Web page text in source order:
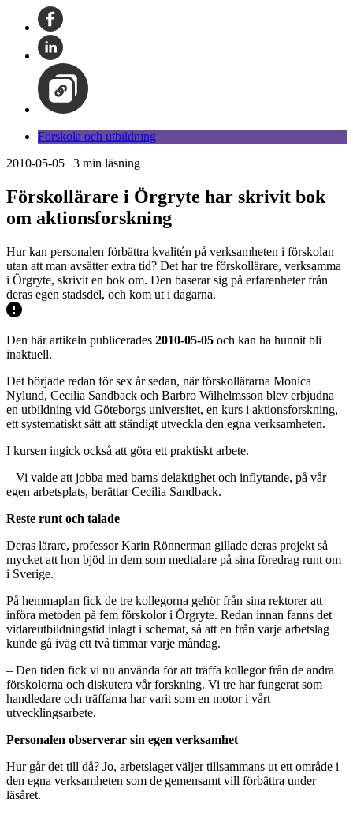
Förskola och utbildning
2010-05-05 | 3 min läsning
Förskollärare i Örgryte har skrivit bok
om aktionsforskning
Hur kan personalen förbättra kvalitén på verksamheten i förskolan
utan att man avsätter extra tid? Det har tre förskollärare, verksamma
i Örgryte, skrivit en bok om. Den baserar sig på erfarenheter från
deras egen stadsdel, och kom ut i dagarna.
Den här artikeln publicerades 2010-05-05 och kan ha hunnit bli
inaktuell.
Det började redan för sex år sedan, när förskollärarna Monica
Nylund, Cecilia Sandback och Barbro Wilhelmsson blev erbjudna
en utbildning vid Göteborgs universitet, en kurs i aktionsforskning,
ett systematiskt sätt att ständigt utveckla den egna verksamheten.
I kursen ingick också att göra ett praktiskt arbete.
– Vi valde att jobba med barns delaktighet och inflytande, på vår
egen arbetsplats, berättar Cecilia Sandback.
Reste runt och talade
Deras lärare, professor Karin Rönnerman gillade deras projekt så
mycket att hon bjöd in dem som medtalare på sina föredrag runt om
i Sverige.
På hemmaplan fick de tre kollegorna gehör från sina rektorer att
införa metoden på fem förskolor i Örgryte. Redan innan fanns det
vidareutbildningstid inlagt i schemat, så att en från varje arbetslag
kunde gå iväg ett två timmar varje måndag.
– Den tiden fick vi nu använda för att träffa kollegor från de andra
förskolorna och diskutera vår forskning. Vi tre har fungerat som
handledare och träffarna har varit som en motor i vårt
utvecklingsarbete.
Personalen observerar sin egen verksamhet
Hur går det till då? Jo, arbetslaget väljer tillsammans ut ett område i
den egna verksamheten som de gemensamt vill förbättra under
läsåret.